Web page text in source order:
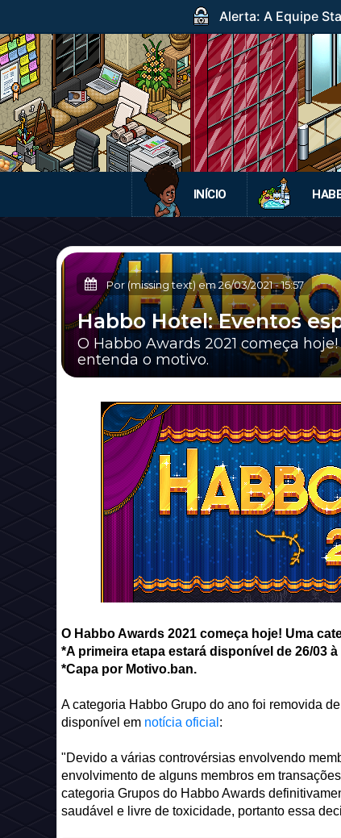
Alerta: A Equipe
INÍCIO
Por (missing text) em26/03/2021-15:57
Habbo Hotel: Eventos
O Habbo Awards 2021 começa
entenda o motivo.
O Habbo Awards 2021 começa hoje! Uma
*A primeira etapa estará disponível de 26/03 à
*Capa por Motivo.ban.
A categoria Habbo Grupo do ano foi removida
disponível em notícia oficial :
"Devido a várias controvérsias envolvendo
envolvimento de alguns membros em
categoria Grupos do Habbo Awards
saudável e livre de toxicidade, portanto essa